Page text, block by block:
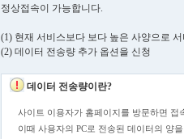
정상접속이 가능합니다.
(1) 현재 서비스보다 보다 높은 사양으로
(2) 데이터 전송량 추가 옵션을 신청
데이터 전송량이란?
사이트 이용자가 홈페이지를 방문하면 접
이때 사용자의 PC로 전송된 데이터의 양